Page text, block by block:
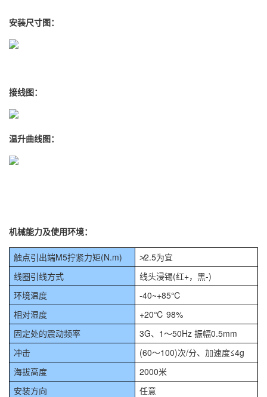
安装尺寸图：
接线图：
温升曲线图：
机械能力及使用环境：
触点引出端M5拧紧力矩(N.m)
≯2.5为宜
线圈引线方式
线头浸锡(红+，黑-)
环境温度
-40~+85℃
相对湿度
+20℃ 98%
固定处的震动频率
3G、1～50Hz 振幅0.5mm
冲击
(60～100)次/分、加速度≤4g
海拔高度
2000米
安装方向
任意